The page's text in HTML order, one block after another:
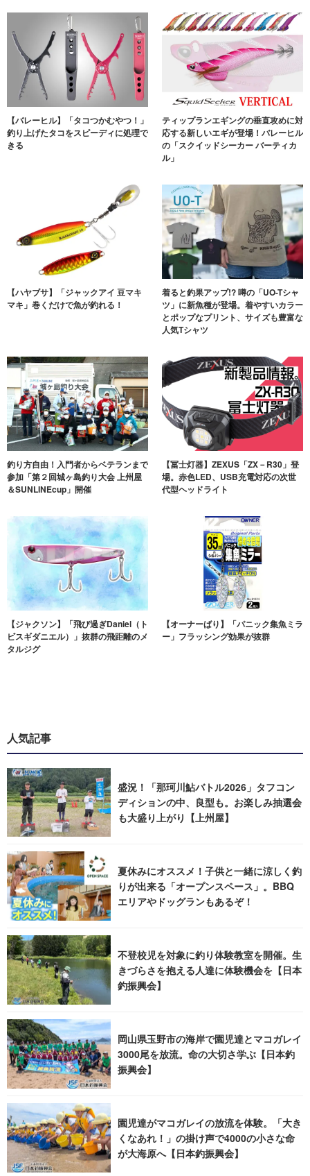
【バレーヒル】「タコつかむやつ！」
釣り上げたタコをスピーディに処理で
きる
ティップランエギングの垂直攻めに対
応する新しいエギが登場！バレーヒル
の「スクイッドシーカー バーティカ
ル」
【ハヤブサ】「ジャックアイ 豆マキ
マキ」巻くだけで魚が釣れる！
着ると釣果アップ!? 噂の「UO-Tシャ
ツ」に新魚種が登場。着やすいカラー
とポップなプリント、サイズも豊富な
人気Tシャツ
釣り方自由！入門者からベテランまで
参加「第２回城ヶ島釣り大会 上州屋
＆SUNLINEcup」開催
【冨士灯器】ZEXUS「ZX－R30」登
場。赤色LED、USB充電対応の次世
代型ヘッドライト
【ジャクソン】「飛び過ぎDaniel（ト
ビスギダニエル）」抜群の飛距離のメ
タルジグ
【オーナーばり】「パニック集魚ミラ
ー」フラッシング効果が抜群
人気記事
盛況！「那珂川鮎バトル2026」タフコン
ディションの中、良型も。お楽しみ抽選会
も大盛り上がり【上州屋】
夏休みにオススメ！子供と一緒に涼しく釣
りが出来る「オープンスペース」。BBQ
エリアやドッグランもあるぞ！
不登校児を対象に釣り体験教室を開催。生
きづらさを抱える人達に体験機会を【日本
釣振興会】
岡山県玉野市の海岸で園児達とマコガレイ
3000尾を放流。命の大切さ学ぶ【日本釣
振興会】
園児達がマコガレイの放流を体験。「大き
くなあれ！」の掛け声で4000の小さな命
が大海原へ【日本釣振興会】